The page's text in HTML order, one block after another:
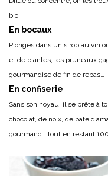
bio.
En bocaux
Plongés dans un sirop au vin
et de plantes, les pruneaux
gourmandise de fin de repas…
En confiserie
Sans son noyau, il se prête à
chocolat, de noix, de pâte
gourmand… tout en restant